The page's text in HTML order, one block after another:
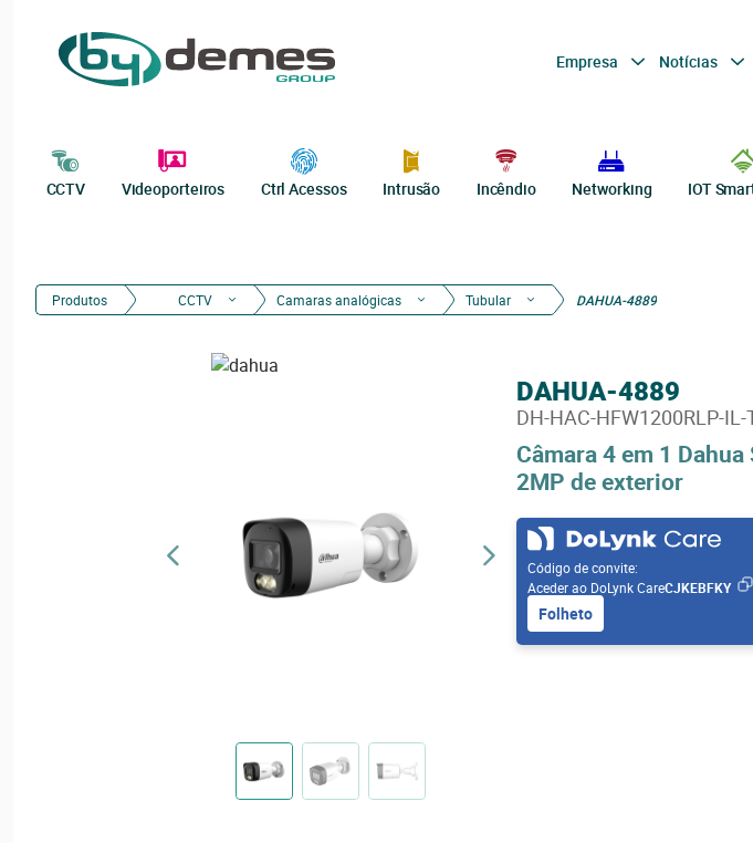
Empresa Notícias
CCTV Videoporteiros Ctrl Acessos Intrusão Incêndio Networking IOT
Produtos CCTV Camaras analógicas Tubular DAHUA-4889
Câmara 4 em 1
2MP de exterior
DAHUA-4889
DH-HAC-HFW1200RLP-IL-
Código de convite:
Aceder ao DoLynk CareCJKEBFKY
Folheto